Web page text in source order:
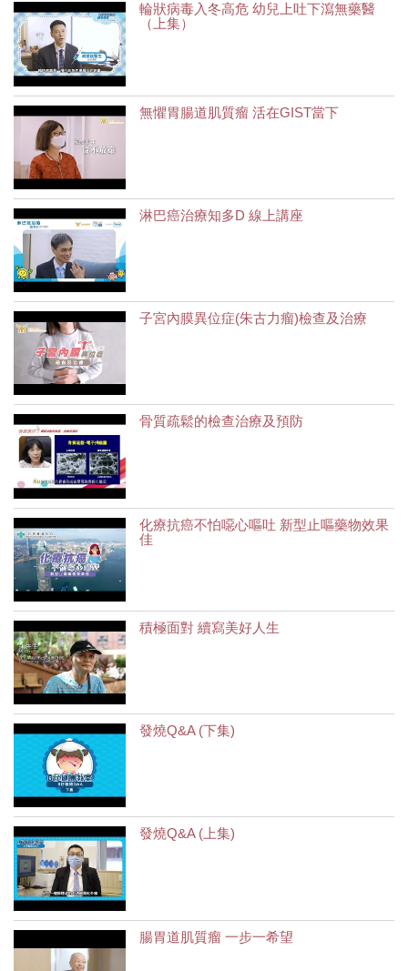
輪狀病毒入冬高危 幼兒上吐下瀉無藥醫
（上集）
無懼胃腸道肌質瘤 活在GIST當下
淋巴癌治療知多D 線上講座
子宮內膜異位症(朱古力瘤)檢查及治療
骨質疏鬆的檢查治療及預防
化療抗癌不怕噁心嘔吐 新型止嘔藥物效果
佳
積極面對 續寫美好人生
發燒Q&A (下集)
發燒Q&A (上集)
腸胃道肌質瘤 一步一希望